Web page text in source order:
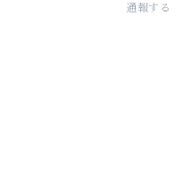
通報する